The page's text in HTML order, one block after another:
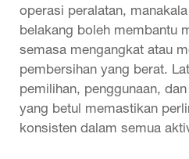
operasi peralatan,
belakang boleh membantu
semasa mengangkat atau
pembersihan yang berat.
pemilihan, penggunaan,
yang betul memastikan
konsisten dalam semua